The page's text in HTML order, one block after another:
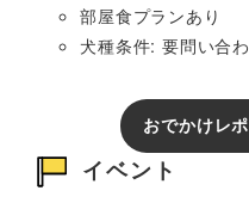
部屋食プランあり
犬種条件: 要問い合
おでかけレ
イベント